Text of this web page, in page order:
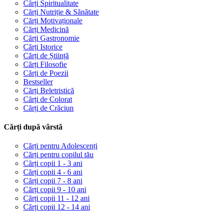
Cărți Spiritualitate
Cărți Nutriție & Sănătate
Cărți Motivaționale
Cărți Medicină
Cărți Gastronomie
Cărți Istorice
Cărți de Știință
Cărți Filosofie
Cărți de Poezii
Bestseller
Cărți Beletristică
Cărți de Colorat
Cărți de Crăciun
Cărți după vârstă
Cărți pentru Adolescenți
Cărți pentru copilul tău
Cărți copii 1 - 3 ani
Cărți copii 4 - 6 ani
Cărți copii 7 - 8 ani
Cărți copii 9 - 10 ani
Cărți copii 11 - 12 ani
Cărți copii 12 - 14 ani